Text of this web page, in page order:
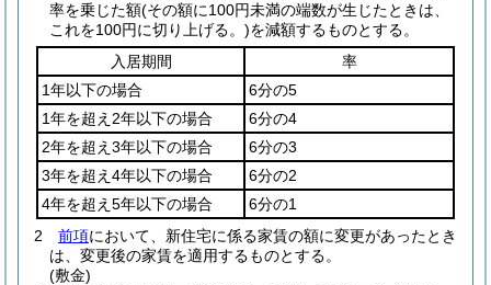
率を乗じた額(その額に100円未満の端数が生じたときは、
これを100円に切り上げる。)を減額するものとする。
入居期間
率
1年以下の場合
6分の5
1年を超え2年以下の場合
6分の4
2年を超え3年以下の場合
6分の3
3年を超え4年以下の場合
6分の2
4年を超え5年以下の場合
6分の1
2
前項において、新住宅に係る家賃の額に変更があったとき
は、変更後の家賃を適用するものとする。
(敷金)